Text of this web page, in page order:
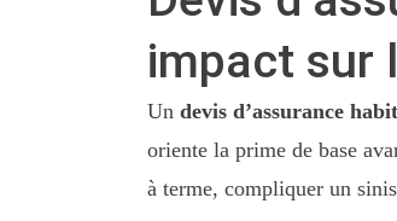
impact sur
Un devis d’assurance
oriente la prime de base
à terme, compliquer un